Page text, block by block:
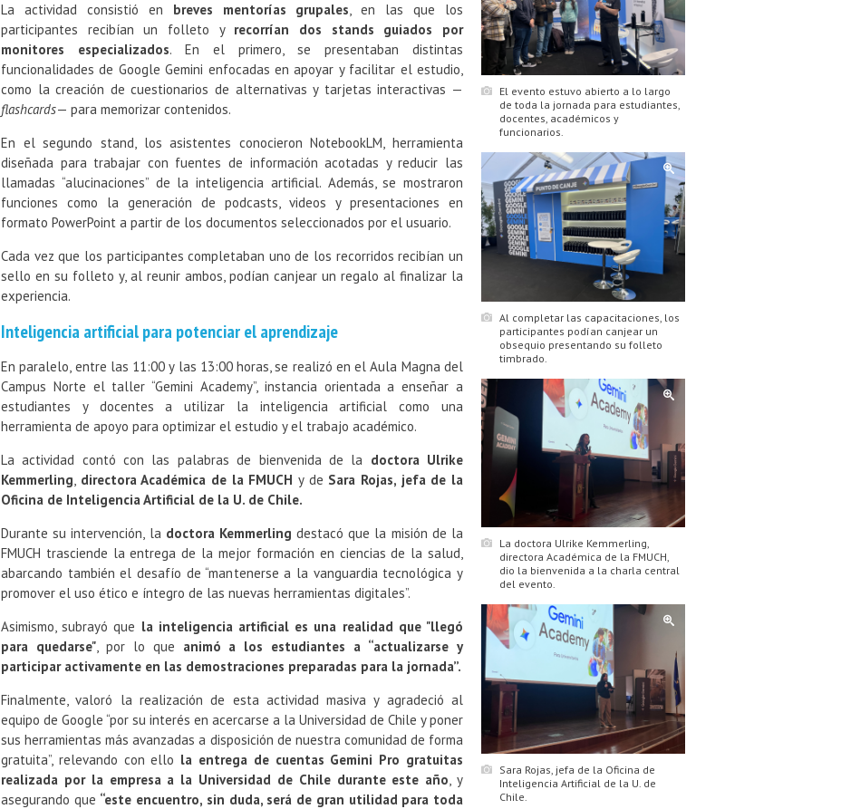
El evento estuvo abierto a lo largo
de toda la jornada para estudiantes,
docentes, académicos y
funcionarios.
Al completar las capacitaciones, los
participantes podían canjear un
obsequio presentando su folleto
timbrado.
La doctora Ulrike Kemmerling,
directora Académica de la FMUCH,
dio la bienvenida a la charla central
del evento.
Sara Rojas, jefa de la Oficina de
Inteligencia Artificial de la U. de
Chile.
La actividad consistió en breves mentorías grupales, en las que los
participantes recibían un folleto y recorrían dos stands guiados por
monitores especializados. En el primero, se presentaban distintas
funcionalidades de Google Gemini enfocadas en apoyar y facilitar el estudio,
como la creación de cuestionarios de alternativas y tarjetas interactivas —
flashcards— para memorizar contenidos.
En el segundo stand, los asistentes conocieron NotebookLM, herramienta
diseñada para trabajar con fuentes de información acotadas y reducir las
llamadas “alucinaciones” de la inteligencia artificial. Además, se mostraron
funciones como la generación de podcasts, videos y presentaciones en
formato PowerPoint a partir de los documentos seleccionados por el usuario.
Cada vez que los participantes completaban uno de los recorridos recibían un
sello en su folleto y, al reunir ambos, podían canjear un regalo al finalizar la
experiencia.
Inteligencia artificial para potenciar el aprendizaje
En paralelo, entre las 11:00 y las 13:00 horas, se realizó en el Aula Magna del
Campus Norte el taller “Gemini Academy”, instancia orientada a enseñar a
estudiantes y docentes a utilizar la inteligencia artificial como una
herramienta de apoyo para optimizar el estudio y el trabajo académico.
La actividad contó con las palabras de bienvenida de la doctora Ulrike
Kemmerling, directora Académica de la FMUCHy de Sara Rojas, jefa de la
Oficina de Inteligencia Artificial de la U. de Chile.
Durante su intervención, la doctora Kemmerling destacó que la misión de la
FMUCH trasciende la entrega de la mejor formación en ciencias de la salud,
abarcando también el desafío de “mantenerse a la vanguardia tecnológica y
promover el uso ético e íntegro de las nuevas herramientas digitales”.
Asimismo, subrayó que la inteligencia artificial es una realidad que "llegó
para quedarse", por lo que animó a los estudiantes a “actualizarse y
participar activamente en las demostraciones preparadas para la jornada”.
Finalmente, valoró la realización de esta actividad masiva y agradeció al
equipo de Google “por su interés en acercarse a la Universidad de Chile y poner
sus herramientas más avanzadas a disposición de nuestra comunidad de forma
gratuita”, relevando con ello la entrega de cuentas Gemini Pro gratuitas
realizada por la empresa a la Universidad de Chile durante este año, y
asegurando que “este encuentro, sin duda, será de gran utilidad para toda